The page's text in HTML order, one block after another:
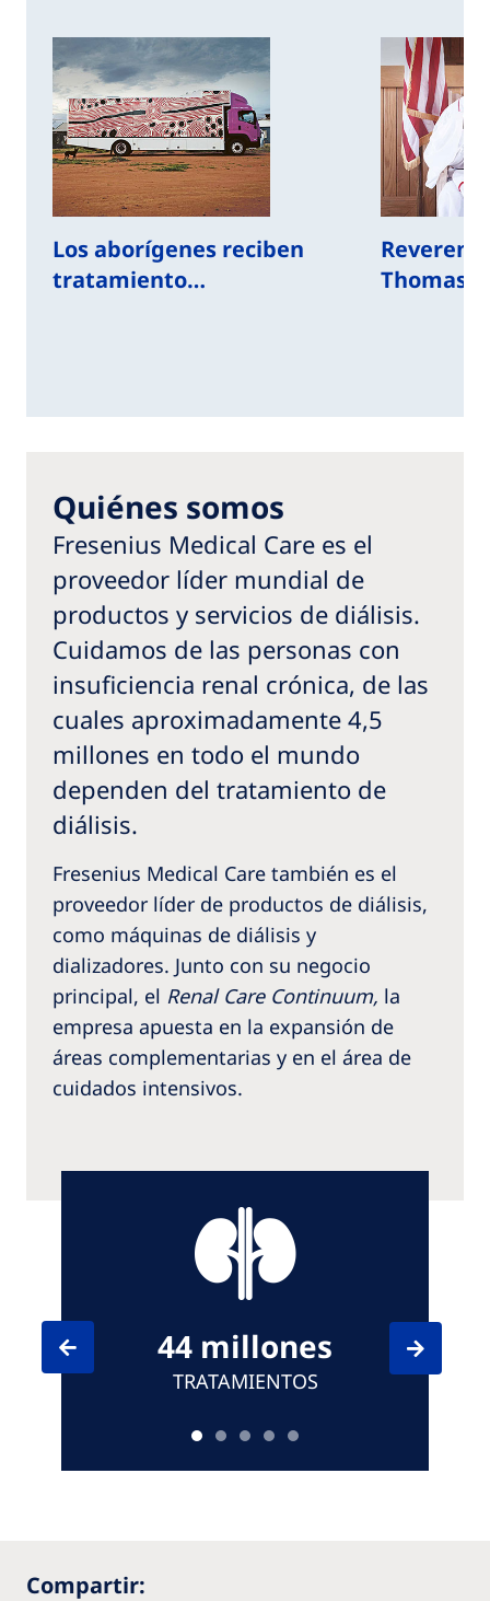
Los aborígenes reciben
tratamiento…
Thomas
Quiénes somos
Fresenius Medical Care es el
proveedor líder mundial de
productos y servicios de diálisis.
Cuidamos de las personas con
insuficiencia renal crónica, de las
cuales aproximadamente 4,5
millones en todo el mundo
dependen del tratamiento de
diálisis.
Fresenius Medical Care también es el
proveedor líder de productos de diálisis,
como máquinas de diálisis y
dializadores. Junto con su negocio
principal, el Renal Care Continuum, la
empresa apuesta en la expansión de
áreas complementarias y en el área de
cuidados intensivos.
44 millones
TRATAMIENTOS
Compartir: